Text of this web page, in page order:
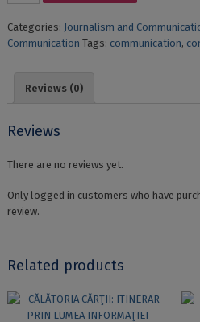
PENTRU
DEZVOLTAREA
ÎN
quantity
Categories: Journalism and
Communication Tags: communication,
Reviews (0)
Reviews
There are no reviews yet.
Only logged in customers who have
review.
Related products